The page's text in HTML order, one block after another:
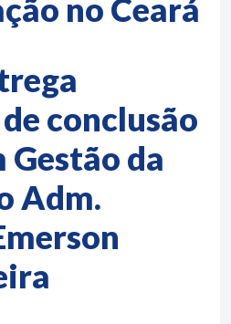
no Ceará
conclusão
Gestão da
Adm.